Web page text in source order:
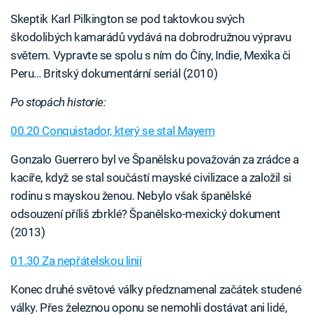
Skeptik Karl Pilkington se pod taktovkou svých
škodolibých kamarádů vydává na dobrodružnou výpravu
světem. Vypravte se spolu s ním do Číny, Indie, Mexika či
Peru… Britský dokumentární seriál (2010)
Po stopách historie:
00.20 Conquistador, který se stal Mayem
Gonzalo Guerrero byl ve Španělsku považován za zrádce a
kacíře, když se stal součástí mayské civilizace a založil si
rodinu s mayskou ženou. Nebylo však španělské
odsouzení příliš zbrklé? Španělsko-mexický dokument
(2013)
01.30 Za nepřátelskou linií
Konec druhé světové války předznamenal začátek studené
války. Přes železnou oponu se nemohli dostávat ani lidé,